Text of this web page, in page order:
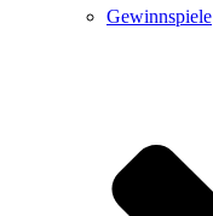
Gewinnspiele